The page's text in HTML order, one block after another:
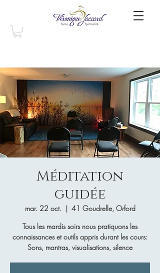
Méditation
guidée
mar. 22 oct.
  |
41 Goudrelle, Orford
Tous les mardis soirs nous pratiquons les
connaissances et outils appris durant les cours:
Sons, mantras, visualisations, silence